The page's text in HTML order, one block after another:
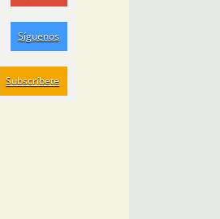
Síguenos
Subscríbete